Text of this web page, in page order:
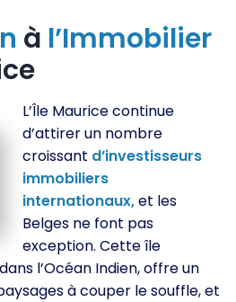
à l’Immobilier
L’Île Maurice continue
d’attirer un nombre
croissant d’investisseurs
immobiliers
internationaux,et les
Belges ne font pas
exception. Cette île
l’Océan Indien, offre un
à couper le souffle, et